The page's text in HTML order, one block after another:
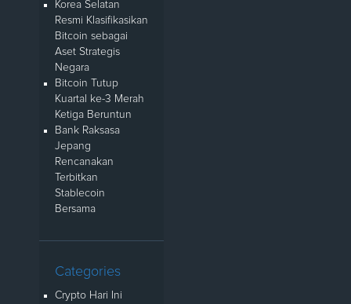
Korea Selatan
Resmi Klasifikasikan
Bitcoin sebagai
Aset Strategis
Negara
Bitcoin Tutup
Kuartal ke-3 Merah
Ketiga Beruntun
Bank Raksasa
Jepang
Rencanakan
Terbitkan
Stablecoin
Bersama
Categories
Crypto Hari Ini